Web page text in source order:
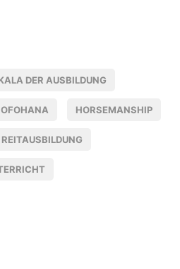
DER AUSBILDUNG
HORSEMANSHIP
REITAUSBILDUNG